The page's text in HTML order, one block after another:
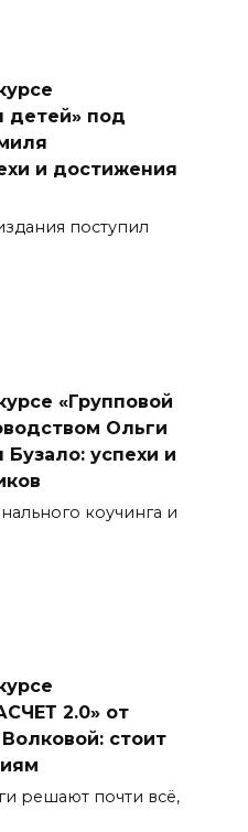
детей» под
и достижения
поступил
«Групповой
Ольги
успехи и
коучинга и
2.0» от
стоит
решают почти всё,